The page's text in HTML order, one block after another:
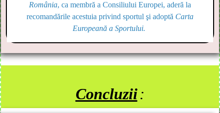
România, ca membră a Consiliului Europei, aderă la
recomandările acestuia privind sportul şi adoptă Carta
Europeană a Sportului.
Concluzii: